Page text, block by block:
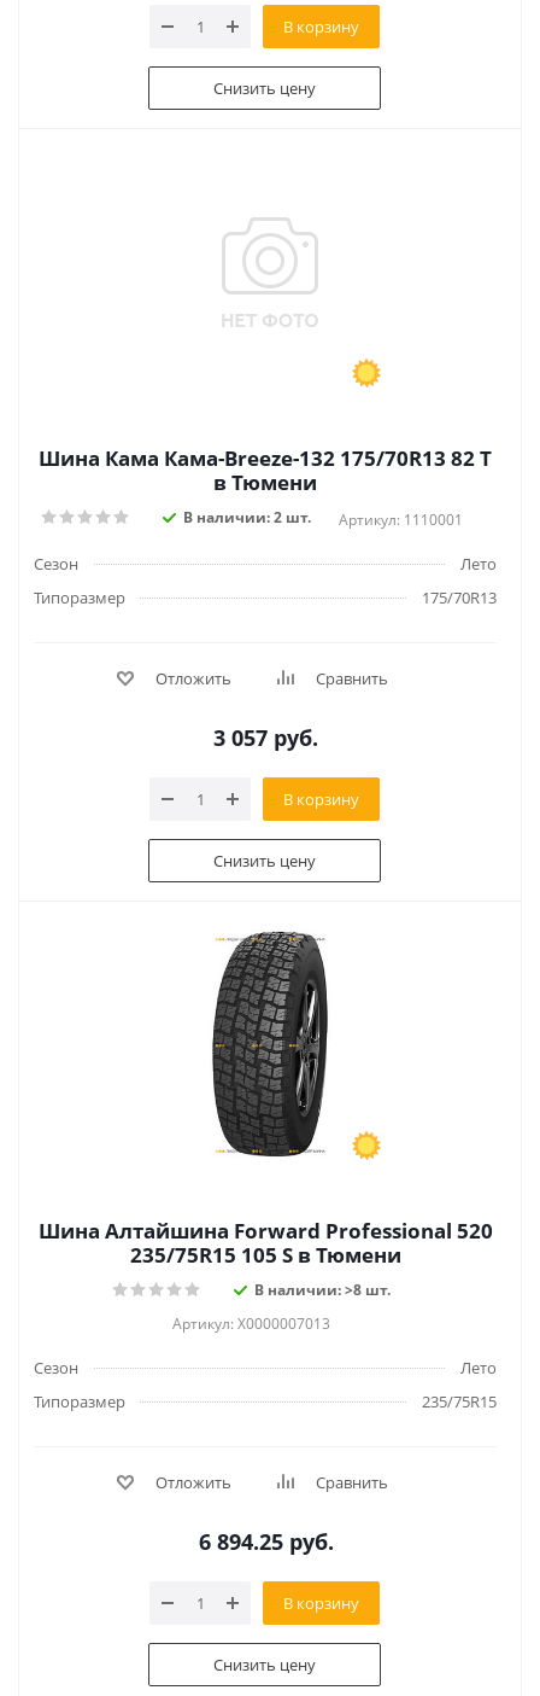
В корзину
Снизить цену
Шина Кама Кама-Breeze-132 175/70R13 82 T
в Тюмени
В наличии: 2 шт. Артикул: 1110001
Сезон
Лето
Типоразмер
175/70R13
Отложить Сравнить
3 057 руб.
В корзину
Снизить цену
Шина Алтайшина Forward Professional 520
235/75R15 105 S в Тюмени
В наличии: >8 шт.
Артикул: Х0000007013
Сезон
Лето
Типоразмер
235/75R15
Отложить Сравнить
6 894.25руб.
В корзину
Снизить цену